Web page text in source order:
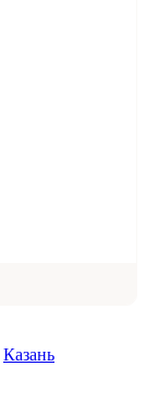
Казань